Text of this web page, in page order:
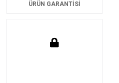
ÜRÜN GARANTİSİ